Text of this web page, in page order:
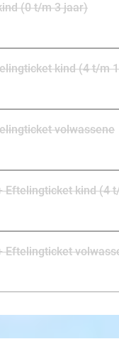
(0 t/m 3 jaar)
kind (4 t/m
volwassene
Eftelingticket kind (4
2 overnachtingen + Eftelingticket